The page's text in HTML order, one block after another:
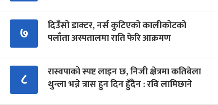
७
दिउँसो डाक्टर, नर्स कुटिएको कालीकोटको
पलाँता अस्पतालमा राति फेरि आक्रमण
८
रास्वपाको स्पष्ट लाइन छ, निजी क्षेत्रमा कतिबेला
थुन्ला भन्ने त्रास हुन दिन हुँदैन : रवि लामिछाने